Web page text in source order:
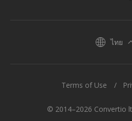
ไทย
© 2014–2026 Convertio
Terms of Use